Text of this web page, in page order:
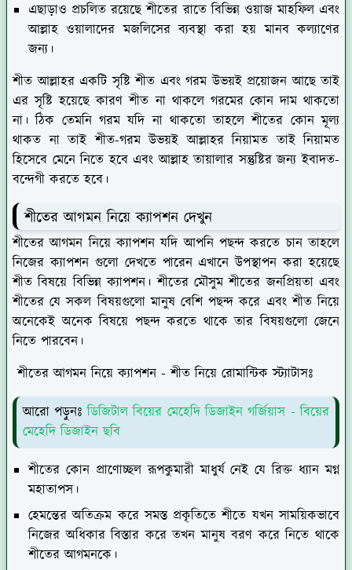
এছাড়াও প্রচলিত রয়েছে শীতের রাতে বিভিন্ন ওয়াজ মাহফিল এবং
আল্লাহ ওয়ালাদের মজলিসের ব্যবস্থা করা হয় মানব কল্যাণের
জন্য।
শীত আল্লাহর একটি সৃষ্টি শীত এবং গরম উভয়ই প্রয়োজন আছে তাই
এর সৃষ্টি হয়েছে কারণ শীত না থাকলে গরমের কোন দাম থাকতো
না। ঠিক তেমনি গরম যদি না থাকতো তাহলে শীতের কোন মূল্য
থাকত না তাই শীত-গরম উভয়ই আল্লাহর নিয়ামত তাই নিয়ামত
হিসেবে মেনে নিতে হবে এবং আল্লাহ তায়ালার সন্তুষ্টির জন্য ইবাদত-
বন্দেগী করতে হবে।
শীতের আগমন নিয়ে ক্যাপশন দেখুন
শীতের আগমন নিয়ে ক্যাপশন যদি আপনি পছন্দ করতে চান তাহলে
নিজের ক্যাপশন গুলো দেখতে পারেন এখানে উপস্থাপন করা হয়েছে
শীত বিষয়ে বিভিন্ন ক্যাপশন। শীতের মৌসুম শীতের জনপ্রিয়তা এবং
শীতের যে সকল বিষয়গুলো মানুষ বেশি পছন্দ করে এবং শীত নিয়ে
অনেকেই অনেক বিষয়ে পছন্দ করতে থাকে তার বিষয়গুলো জেনে
নিতে পারবেন।
শীতের আগমন নিয়ে ক্যাপশন - শীত নিয়ে রোমান্টিক স্ট্যাটাসঃ
আরো পড়ুনঃডিজিটাল বিয়ের মেহেদি ডিজাইন গর্জিয়াস - বিয়ের
মেহেদি ডিজাইন ছবি
শীতের কোন প্রাণোচ্ছল রূপকুমারী মাধুর্য নেই যে রিক্ত ধ্যান মগ্ন
মহাতাপস।
হেমন্তের অতিক্রম করে সমস্ত প্রকৃতিতে শীতে যখন সাময়িকভাবে
নিজের অধিকার বিস্তার করে তখন মানুষ বরণ করে নিতে থাকে
শীতের আগমনকে।